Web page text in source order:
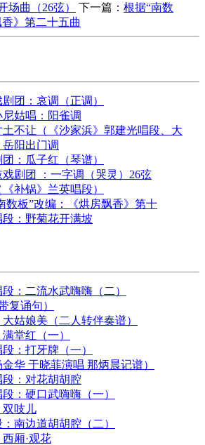
场曲（26弦） 下一篇： 根据“南数
》第二十五曲
团：哀调（正调）
尼姑唱：阳雀调
不让（《沙家浜》郭建光唱段、大
阳出门调
：瓜子红（琴谱）
剧团 ：一字调（哭灵）26弦
补锅》兰英唱段）
数板”改编：《烘房飘香》第十
段：野菊花开满坡
段：二流水武嗨嗨（二）
复诵句）
姑娘美（二人转伴奏谱）
堂红（一）
：打牙牌（一）
华 于晓菲演唱 那炳晨记谱）
段：对花胡胡腔
段：硬口武嗨嗨（一）
双吱儿
：南边道胡胡腔（二）
厢·观花